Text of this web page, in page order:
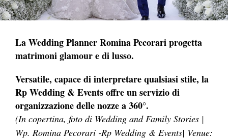
La Wedding Planner Romina Pecorari progetta
matrimoni glamour e di lusso.
Versatile, capace di interpretare qualsiasi stile, la
Rp Wedding & Events offre un servizio di
organizzazione delle nozze a 360°.
(In copertina, foto di Wedding and Family Stories |
Wp. Romina Pecorari -Rp Wedding & Events| Venue: